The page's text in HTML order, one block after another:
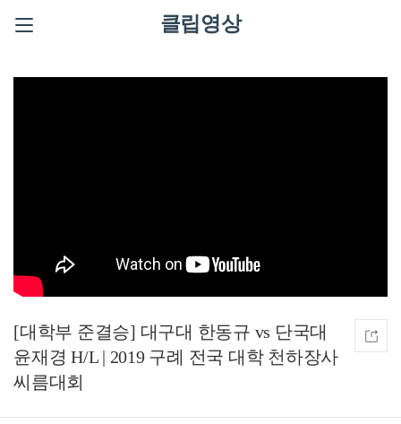
클립영상
[대학부 준결승] 대구대 한동규 vs 단국대
윤재경 H/L | 2019 구례 전국 대학 천하장사
씨름대회